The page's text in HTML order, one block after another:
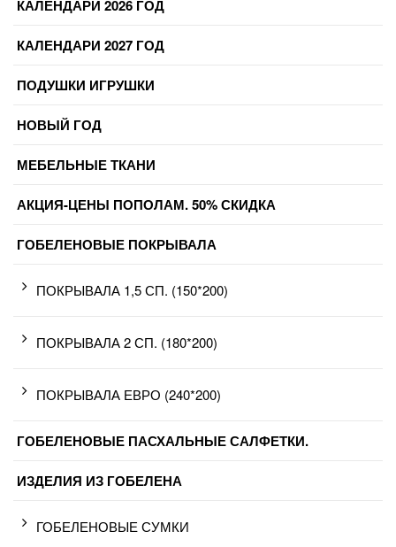
КАЛЕНДАРИ 2026 ГОД
КАЛЕНДАРИ 2027 ГОД
ПОДУШКИ ИГРУШКИ
НОВЫЙ ГОД
МЕБЕЛЬНЫЕ ТКАНИ
АКЦИЯ-ЦЕНЫ ПОПОЛАМ. 50% СКИДКА
ГОБЕЛЕНОВЫЕ ПОКРЫВАЛА
ПОКРЫВАЛА 1,5 СП. (150*200)
ПОКРЫВАЛА 2 СП. (180*200)
ПОКРЫВАЛА ЕВРО (240*200)
ГОБЕЛЕНОВЫЕ ПАСХАЛЬНЫЕ САЛФЕТКИ.
ИЗДЕЛИЯ ИЗ ГОБЕЛЕНА
ГОБЕЛЕНОВЫЕ СУМКИ